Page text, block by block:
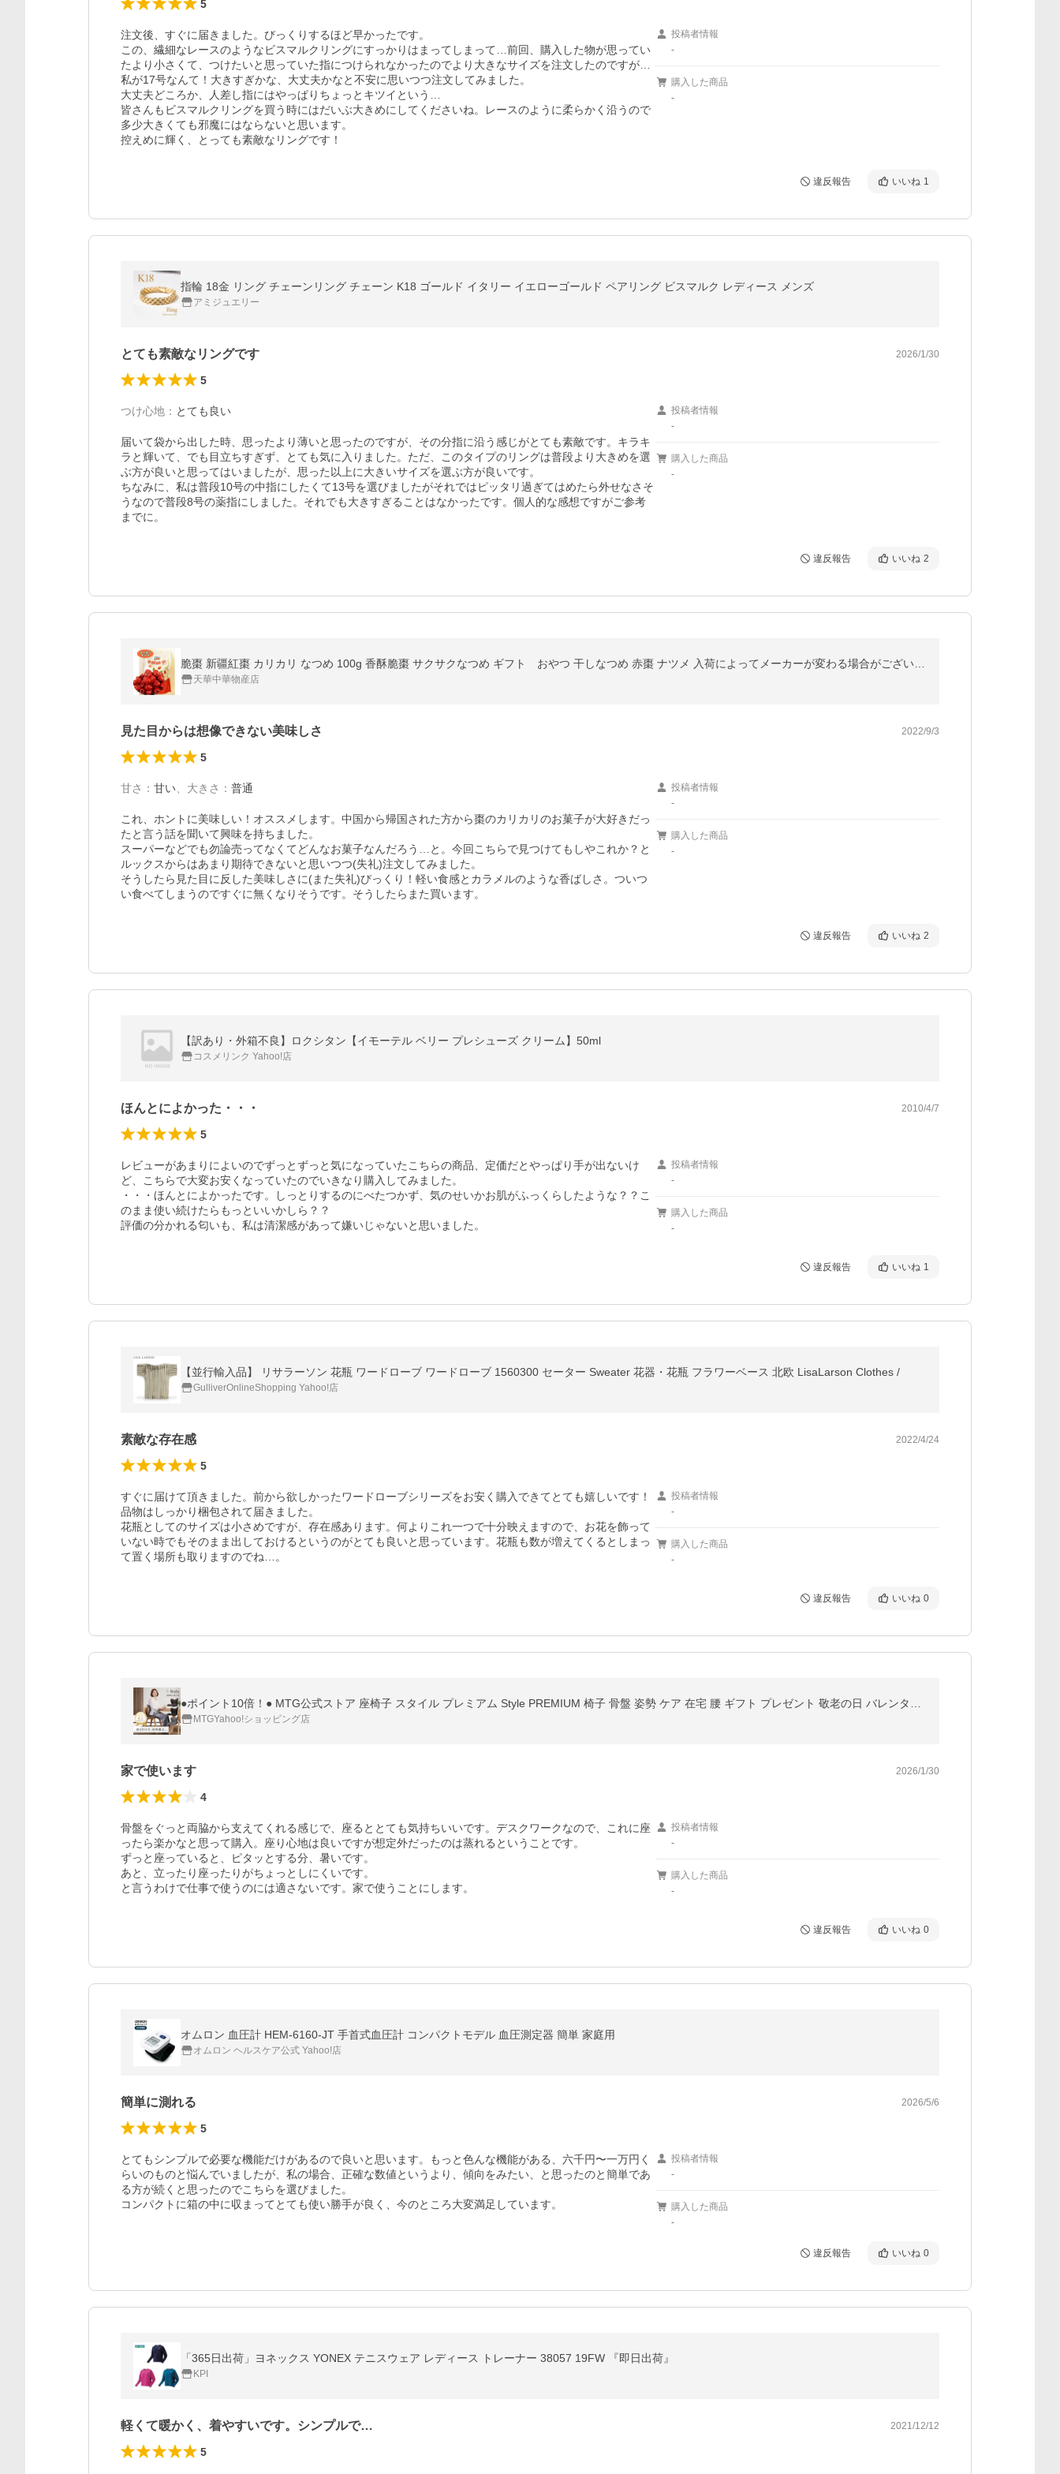
5
注文後、すぐに届きました。びっくりするほど早かったです。
この、繊細なレースのようなビスマルクリングにすっかりはまってしまって…前回、購入した物が思ってい
たより小さくて、つけたいと思っていた指につけられなかったのでより大きなサイズを注文したのですが…
私が17号なんて！大きすぎかな、大丈夫かなと不安に思いつつ注文してみました。
大丈夫どころか、人差し指にはやっぱりちょっとキツイという…
皆さんもビスマルクリングを買う時にはだいぶ大きめにしてくださいね。レースのように柔らかく沿うので
多少大きくても邪魔にはならないと思います。
控えめに輝く、とっても素敵なリングです！
投稿者情報
-
購入した商品
-
違反報告 いいね 1
指輪 18金 リング チェーンリング チェーン K18 ゴールド イタリー イエローゴールド ペアリング ビスマルク レディース メンズ
アミジュエリー
とても素敵なリングです 2026/1/30
5
つけ心地 ： とても良い
届いて袋から出した時、思ったより薄いと思ったのですが、その分指に沿う感じがとても素敵です。キラキ
ラと輝いて、でも目立ちすぎず、とても気に入りました。ただ、このタイプのリングは普段より大きめを選
ぶ方が良いと思ってはいましたが、思った以上に大きいサイズを選ぶ方が良いです。
ちなみに、私は普段10号の中指にしたくて13号を選びましたがそれではピッタリ過ぎてはめたら外せなさそ
うなので普段8号の薬指にしました。それでも大きすぎることはなかったです。個人的な感想ですがご参考
までに。
投稿者情報
-
購入した商品
-
違反報告 いいね 2
天華中華物産店
見た目からは想像できない美味しさ 2022/9/3
5
甘さ ： 甘い 大きさ ： 普通
これ、ホントに美味しい！オススメします。中国から帰国された方から棗のカリカリのお菓子が大好きだっ
たと言う話を聞いて興味を持ちました。
スーパーなどでも勿論売ってなくてどんなお菓子なんだろう…と。今回こちらで見つけてもしやこれか？と
ルックスからはあまり期待できないと思いつつ(失礼)注文してみました。
そうしたら見た目に反した美味しさに(また失礼)びっくり！軽い食感とカラメルのような香ばしさ。ついつ
い食べてしまうのですぐに無くなりそうです。そうしたらまた買います。
投稿者情報
-
購入した商品
-
違反報告 いいね 2
【訳あり・外箱不良】ロクシタン【イモーテル ベリー プレシューズ クリーム】50ml
コスメリンク Yahoo!店
ほんとによかった・・・ 2010/4/7
5
レビューがあまりによいのでずっとずっと気になっていたこちらの商品、定価だとやっぱり手が出ないけ
ど、こちらで大変お安くなっていたのでいきなり購入してみました。
・・・ほんとによかったです。しっとりするのにべたつかず、気のせいかお肌がふっくらしたような？？こ
のまま使い続けたらもっといいかしら？？
評価の分かれる匂いも、私は清潔感があって嫌いじゃないと思いました。
投稿者情報
-
購入した商品
-
違反報告 いいね 1
【並行輸入品】 リサラーソン 花瓶 ワードローブ ワードローブ 1560300 セーター Sweater 花器・花瓶 フラワーベース 北欧 LisaLarson Clothes /
GulliverOnlineShopping Yahoo!店
素敵な存在感 2022/4/24
5
すぐに届けて頂きました。前から欲しかったワードローブシリーズをお安く購入できてとても嬉しいです！
品物はしっかり梱包されて届きました。
花瓶としてのサイズは小さめですが、存在感あります。何よりこれ一つで十分映えますので、お花を飾って
いない時でもそのまま出しておけるというのがとても良いと思っています。花瓶も数が増えてくるとしまっ
て置く場所も取りますのでね…。
投稿者情報
-
購入した商品
-
違反報告 いいね 0
MTGYahoo!ショッピング店
家で使います 2026/1/30
4
骨盤をぐっと両脇から支えてくれる感じで、座るととても気持ちいいです。デスクワークなので、これに座
ったら楽かなと思って購入。座り心地は良いですが想定外だったのは蒸れるということです。
ずっと座っていると、ピタッとする分、暑いです。
あと、立ったり座ったりがちょっとしにくいです。
と言うわけで仕事で使うのには適さないです。家で使うことにします。
投稿者情報
-
購入した商品
-
違反報告 いいね 0
オムロン 血圧計 HEM-6160-JT 手首式血圧計 コンパクトモデル 血圧測定器 簡単 家庭用
オムロン ヘルスケア公式 Yahoo!店
簡単に測れる 2026/5/6
5
とてもシンプルで必要な機能だけがあるので良いと思います。もっと色んな機能がある、六千円〜一万円く
らいのものと悩んでいましたが、私の場合、正確な数値というより、傾向をみたい、と思ったのと簡単であ
る方が続くと思ったのでこちらを選びました。
コンパクトに箱の中に収まってとても使い勝手が良く、今のところ大変満足しています。
投稿者情報
-
購入した商品
-
違反報告 いいね 0
「365日出荷」ヨネックス YONEX テニスウェア レディース トレーナー 38057 19FW 『即日出荷』
KPI
軽くて暖かく、着やすいです。シンプルで… 2021/12/12
5